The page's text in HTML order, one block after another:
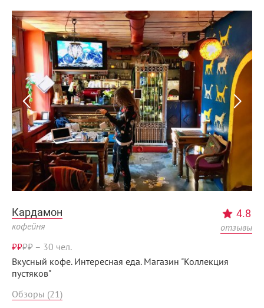
Кардамон
кофейня
4.8
отзывы
₽₽₽₽ – 30 чел.
Вкусный кофе. Интересная еда. Магазин "Коллекция
пустяков"
Обзоры (21)